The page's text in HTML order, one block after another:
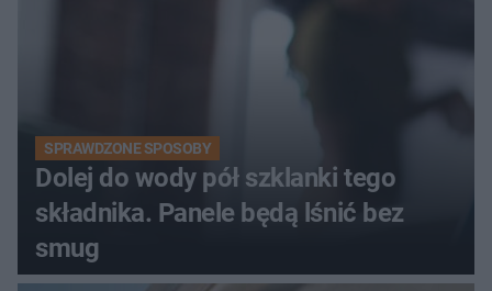
SPRAWDZONE SPOSOBY
Dolej do wody pół szklanki tego
składnika. Panele będą lśnić bez
smug